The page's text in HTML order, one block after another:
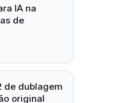
IA na
de
de dublagem
original